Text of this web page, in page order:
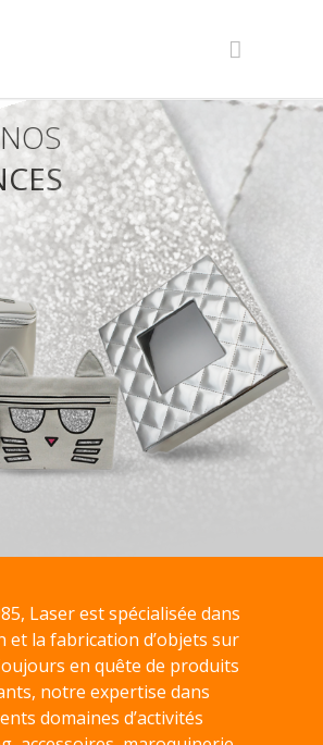
Laser est spécialisée dans
et la fabrication d’objets sur
en quête de produits
notre expertise dans
domaines d’activités